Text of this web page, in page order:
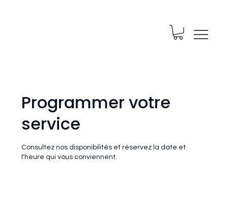
Programmer votre
service
Consultez nos disponibilités et réservez la date et
l'heure qui vous conviennent.